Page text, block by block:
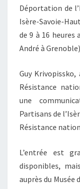
Déportation de
Isère-Savoie-
de 9 à 16 heures
André à
Guy Krivopissko,
Résistance
une
Partisans de
Résistance
L’entrée est
disponibles,
auprès du